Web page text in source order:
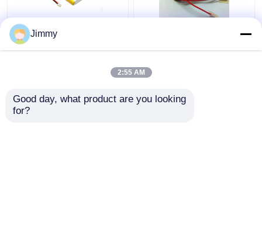
ODM 3.7v 10000mah
LiPo-batterij 4.2V Thin
150mAh
Jimmy
2:55 AM
Good day, what product are you looking
for?